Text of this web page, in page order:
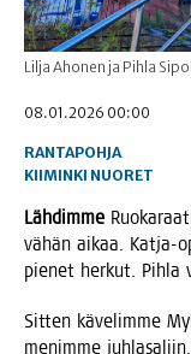
Lilja Ahonen ja Pihla
08.01.2026 00:00
RANTAPOHJA
KIIMINKI NUORET
Läh­dim­me
vähän aikaa. Kat­ja-
pie­net her­kut. Pih­la
Sit­ten käve­lim­me
menim­me